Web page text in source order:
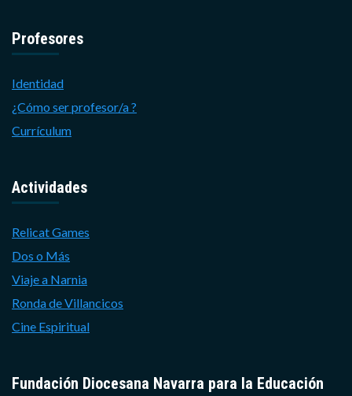
Profesores
Identidad
¿Cómo ser profesor/a ?
Currículum
Actividades
Relicat Games
Dos o Más
Viaje a Narnia
Ronda de Villancicos
Cine Espiritual
Fundación Diocesana Navarra para la Educación